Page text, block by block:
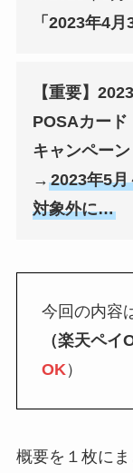
・クレカ・プリ
【最新】
「2023年4
【重要】
POSAカード
キャンペーン
→ 2023年5月
対象外に…
今回の内容
（楽天ペイ
OK）
概要を１枚に